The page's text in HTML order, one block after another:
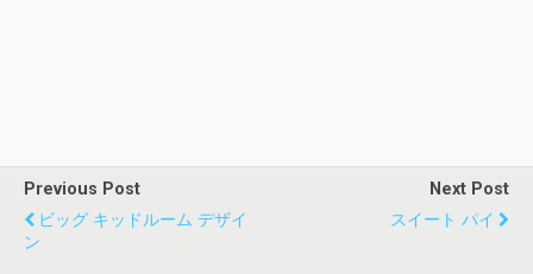
Previous Post
ビッグ キッドルーム デザイ
ン
Next Post
スイート パイ